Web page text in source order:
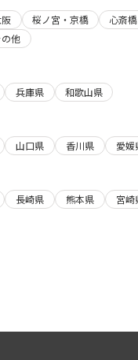
桜ノ宮・京橋
心斎
他
兵庫県
和歌山県
山口県 香川県
愛媛
長崎県 熊本県 宮崎